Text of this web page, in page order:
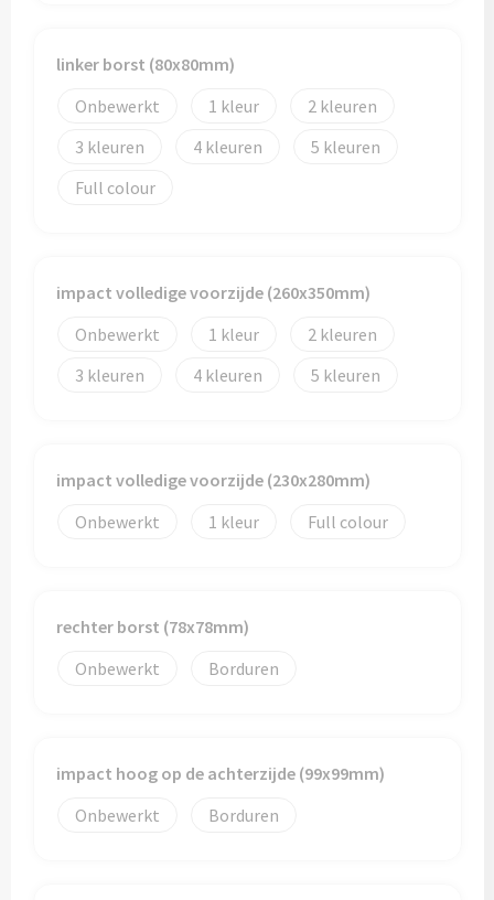
linker borst (80x80mm)
Onbewerkt
1
2
3
4
5
Full colour
impact volledige voorzijde (260x350mm)
Onbewerkt
1
2
3
4 5
impact volledige voorzijde (230x280mm)
Onbewerkt
1 Full colour
rechter borst (78x78mm)
Onbewerkt
Borduren
impact hoog op de achterzijde (99x99mm)
Onbewerkt
Borduren